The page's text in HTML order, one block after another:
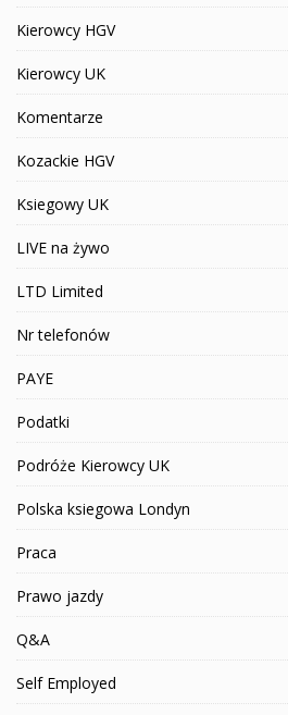
Kierowcy HGV
Kierowcy UK
Komentarze
Kozackie HGV
Ksiegowy UK
LIVE na żywo
LTD Limited
Nr telefonów
PAYE
Podatki
Podróże Kierowcy UK
Polska ksiegowa Londyn
Praca
Prawo jazdy
Q&A
Self Employed